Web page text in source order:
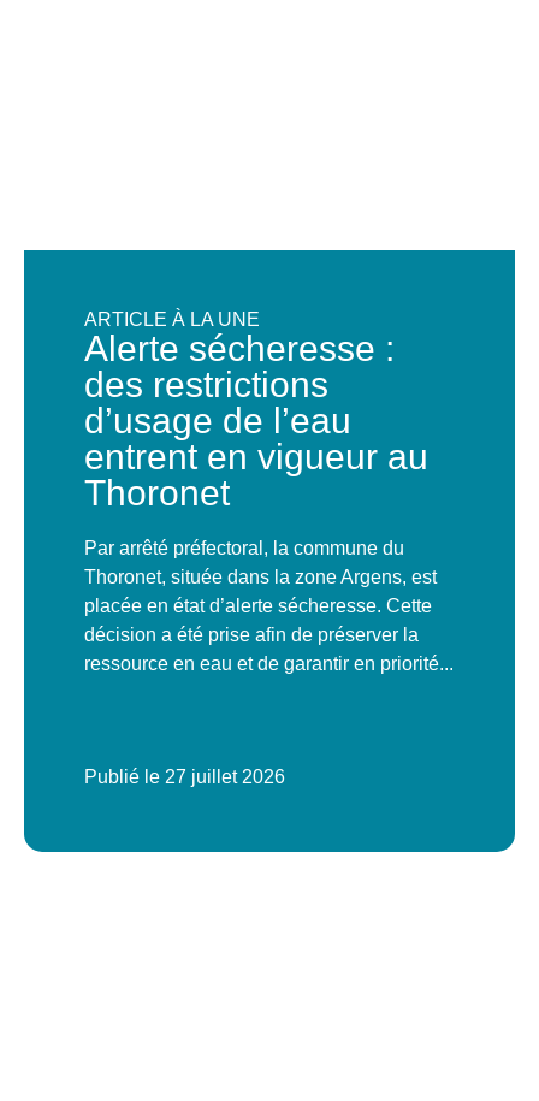
ARTICLE À LA UNE
Alerte sécheresse :
des restrictions
d’usage de l’eau
entrent en vigueur au
Thoronet
Par arrêté préfectoral, la commune du
Thoronet, située dans la zone Argens, est
placée en état d’alerte sécheresse. Cette
décision a été prise afin de préserver la
ressource en eau et de garantir en priorité...
Publié le 27 juillet 2026